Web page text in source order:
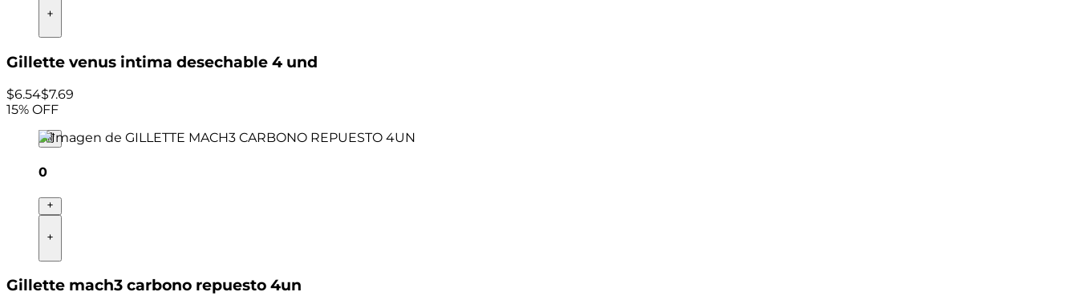
Gillette venus intima desechable 4 und
$6.54$7.69
15% OFF
0
Gillette mach3 carbono repuesto 4un